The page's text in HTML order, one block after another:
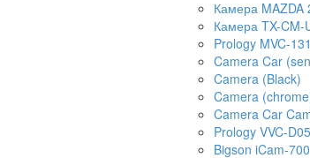
Камера MAZDA
Камера TX-CM-
Prology MVC-
Camera Car
Camera (Black)
Camera
Camera Car
Prology VVC-
Bigson iCam-700